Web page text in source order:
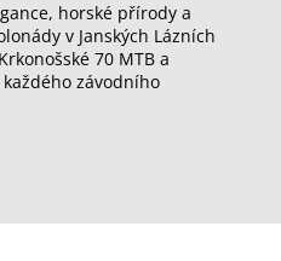
horské přírody a
v Janských Lázních
70 MTB a
závodního